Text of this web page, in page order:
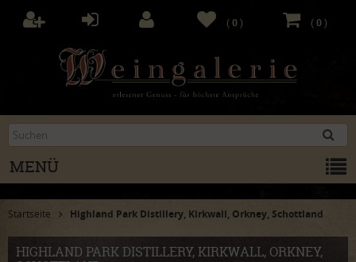
(0 )
(0 )
MENÜ
Startseite Highland Park Distillery, Kirkwall, Orkney, Schottland
HIGHLAND PARK DISTILLERY, KIRKWALL, ORKNEY,